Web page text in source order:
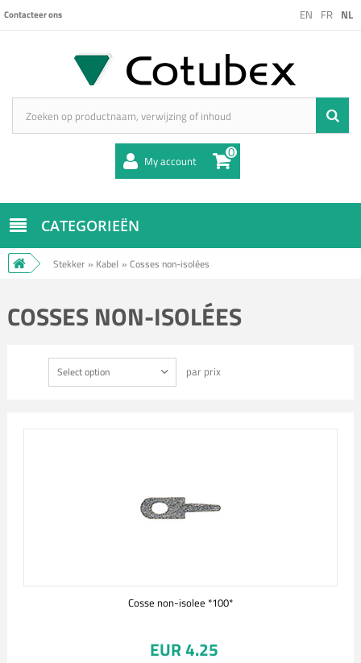
EN FR NL
Contacteer ons
My account 0
CATEGORIEËN
Stekker » Kabel » Cosses non-isolées
COSSES NON-ISOLÉES
Select option par prix
Cosse non-isolee *100*
EUR 4.25